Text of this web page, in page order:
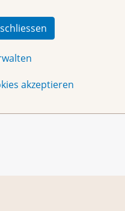
akzeptieren